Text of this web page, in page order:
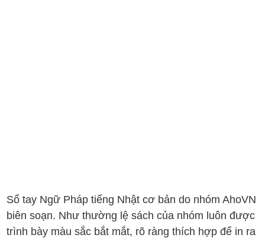
Sổ tay Ngữ Pháp tiếng Nhật cơ bản do nhóm AhoVN
biên soạn. Như thường lệ sách của nhóm luôn được
trình bày màu sắc bắt mắt, rõ ràng thích hợp để in ra